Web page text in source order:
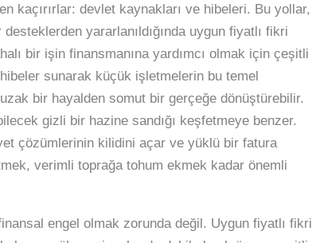
kaçırırlar: devlet kaynakları ve hibeleri. Bu yollar,
yararlanıldığında uygun fiyatlı fikri
bir işin finansmanına yardımcı olmak için çeşitli
sunarak küçük işletmelerin bu temel
bir hayalden somut bir gerçeğe dönüştürebilir.
gizli bir hazine sandığı keşfetmeye benzer.
çözümlerinin kilidini açar ve yüklü bir fatura
verimli toprağa tohum ekmek kadar önemli
engel olmak zorunda değil. Uygun fiyatlı fikri